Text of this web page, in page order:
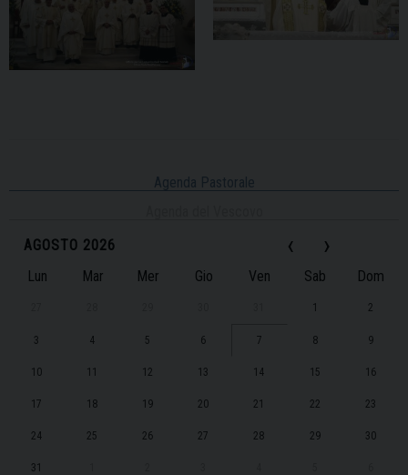
Agenda Pastorale
‹
AGOSTO 2026 ›
Lun Mar Mer Gio Ven Sab Dom
1 2
3 4 5 6 7 8 9
10 11 12 13 14 15 16
17 18 19 20 21 22 23
24 25 26 27 28 29 30
31